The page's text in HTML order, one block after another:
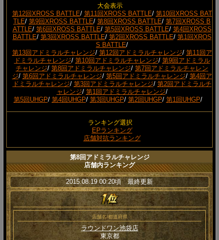
大会表示
第12回XROSS BATTLE/ 第11回XROSS BATTLE/ 第10回XROSS BAT
TLE/ 第9回XROSS BATTLE/ 第8回XROSS BATTLE/ 第7回XROSS B
ATTLE/ 第6回XROSS BATTLE/ 第5回XROSS BATTLE/ 第4回XROSS
BATTLE/ 第3回XROSS BATTLE/ 第2回XROSS BATTLE/ 第1回XROS
S BATTLE/
第13回アドミラルチャレンジ/ 第12回アドミラルチャレンジ/ 第11回ア
ドミラルチャレンジ/ 第10回アドミラルチャレンジ/ 第9回アドミラル
チャレンジ/ 第8回アドミラルチャレンジ/ 第7回アドミラルチャレン
ジ/ 第6回アドミラルチャレンジ/ 第5回アドミラルチャレンジ/ 第4回ア
ドミラルチャレンジ/ 第3回アドミラルチャレンジ/ 第2回アドミラルチ
ャレンジ/ 第1回アドミラルチャレンジ/
第5回UHGP/ 第4回UHGP/ 第3回UHGP/ 第2回UHGP/ 第1回UHGP/
ランキング選択
EPランキング
店舗対抗ランキング
第8回アドミラルチャレンジ
店舗内ランキング
2015.08.19 00:20頃 最終更新
店舗名/都道府県
ラウンドワン池袋店
東京都